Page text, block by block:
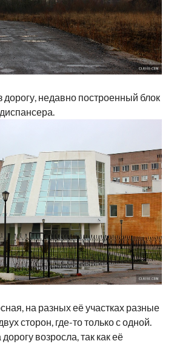
дорогу, недавно построенный блок
на разных её участках разные
сторон, где-то только с одной.
возросла, так как её